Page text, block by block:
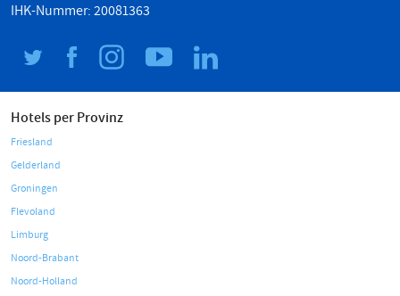
IHK-Nummer: 20081363
Hotels per Provinz
Friesland
Gelderland
Groningen
Flevoland
Limburg
Noord-Brabant
Noord-Holland